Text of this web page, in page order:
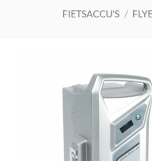
FIETSACCU'S /